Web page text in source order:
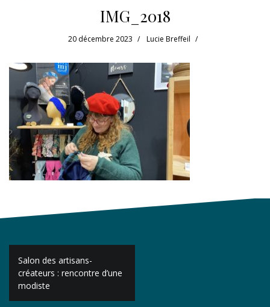
IMG_2018
20 décembre 2023 Lucie Breffeil
Navigation
de
l’article
Salon des artisans-
créateurs : rencontre d’une
modiste